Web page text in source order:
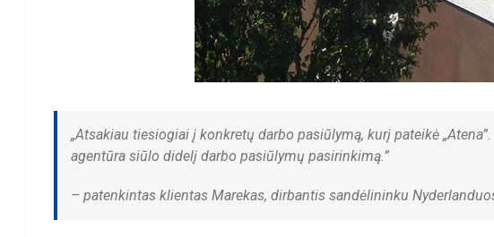
„Atsakiau tiesiogiai į konkretų darbo pasiūlymą, kurį pateikė
agentūra siūlo didelį darbo pasiūlymų pasirinkimą.”
– patenkintas klientas Marekas, dirbantis sandėlininku